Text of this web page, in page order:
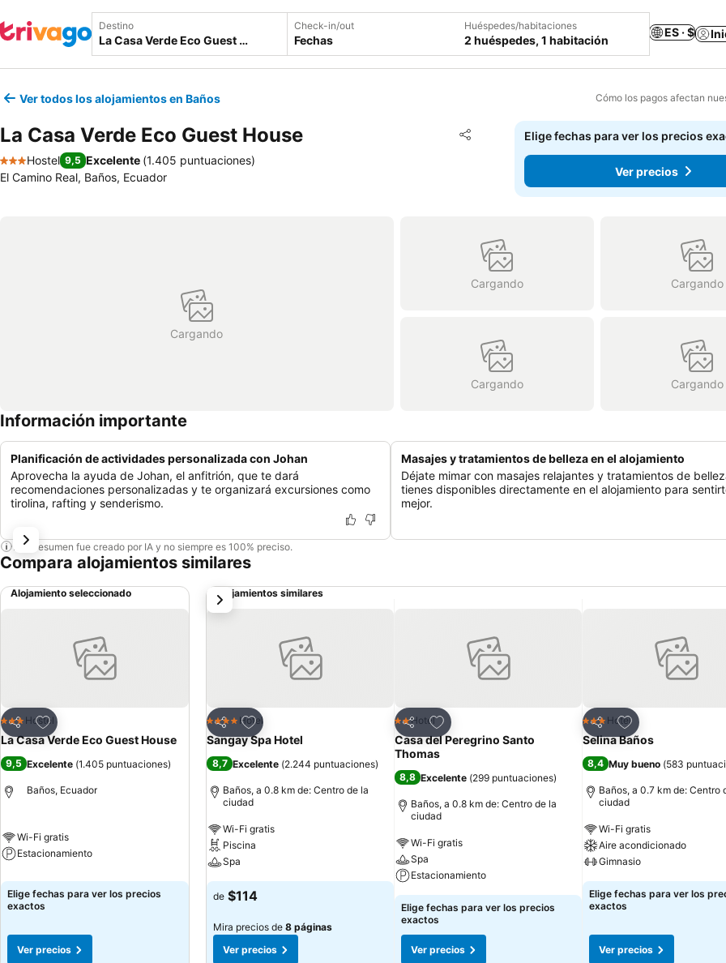
Destino Check-in/out
Fechas
Huéspedes/habitaciones
2 huéspedes, 1 habitación
ES · $
Ver todos los alojamientos en Baños Cómo los pagos afectan
La Casa Verde Eco Guest House Compartir
Agregar a favoritos
3 Estrellas
Hostel 9,5 Excelente (1.405 puntuaciones)
El Camino Real, Baños, Ecuador
Elige fechas para ver los precios
Ver precios
Cargando
Cargando Cargando
Cargando Cargando
Información importante
Planificación de actividades personalizada con Johan
Aprovecha la ayuda de Johan, el anfitrión, que te dará
recomendaciones personalizadas y te organizará excursiones como
tirolina, rafting y senderismo.
Masajes y tratamientos de belleza en el alojamiento
Déjate mimar con masajes relajantes y tratamientos de
tienes disponibles directamente en el alojamiento para
mejor.
Este resumen fue creado por IA y no siempre es 100% preciso.
Compara alojamientos similares
Alojamiento seleccionado
Compartir
Agregar a favoritos
3 Estrellas
Hostel
La Casa Verde Eco Guest House
9,5 Excelente (1.405 puntuaciones)
Baños, Ecuador
Wi-Fi gratis
Estacionamiento
Elige fechas para ver los precios
exactos
Ver precios
Alojamientos similares
Compartir
Agregar a favoritos
4 EstrellasHotel
Sangay Spa Hotel
8,7 Excelente (2.244 puntuaciones)
Baños, a 0.8 km de: Centro de la
ciudad
Wi-Fi gratis
Piscina
Spa
de $114
Mira precios de 8 páginas
Ver precios
Compartir
Agregar a favoritos
2 Estrellas
Hotel
Casa del Peregrino Santo
Thomas
8,8 Excelente (299 puntuaciones)
Baños, a 0.8 km de: Centro de la
ciudad
Wi-Fi gratis
Spa
Estacionamiento
Elige fechas para ver los precios
exactos
Ver precios
Compartir
Agregar a
3 Estrellas
Hotel
Selina Baños
8,4 Muy bueno (583
Baños, a 0.7 km de: Centro
ciudad
Wi-Fi gratis
Aire acondicionado
Gimnasio
Elige fechas para ver los
exactos
Ver precios
siguiente